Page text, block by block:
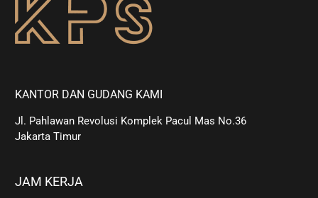
KANTOR DAN GUDANG KAMI
Jl. Pahlawan Revolusi Komplek Pacul Mas No.36
Jakarta Timur
JAM KERJA